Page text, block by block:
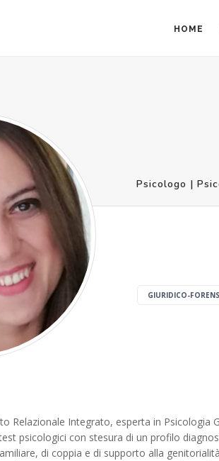
HOME
Psicologo |
GIURIDICO-
Relazionale Integrato, esperta in Psicologia
psicologici con stesura di un profilo
di coppia e di supporto alla